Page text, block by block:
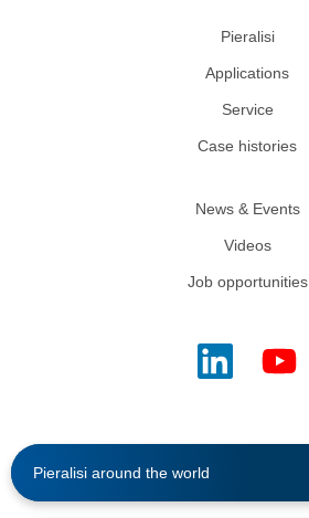
Pieralisi
Applications
Service
Case histories
News & Events
Videos
Job opportunities
Pieralisi around the world